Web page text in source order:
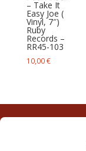
– Take It
Easy Joe (
Vinyl, 7″)
Ruby
Records –
RR45-103
10,00€